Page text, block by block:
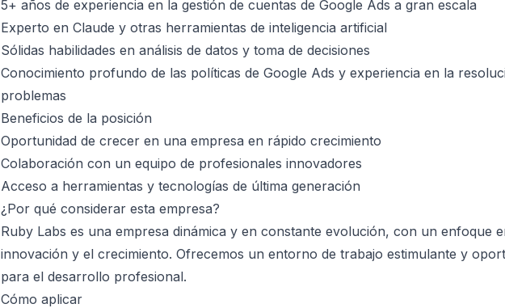
5+ años de experiencia en la gestión de cuentas de Google Ads a gran escala
Experto en Claude y otras herramientas de inteligencia artificial
Sólidas habilidades en análisis de datos y toma de decisiones
Conocimiento profundo de las políticas de Google Ads y experiencia en la
problemas
Beneficios de la posición
Oportunidad de crecer en una empresa en rápido crecimiento
Colaboración con un equipo de profesionales innovadores
Acceso a herramientas y tecnologías de última generación
¿Por qué considerar esta empresa?
Ruby Labs es una empresa dinámica y en constante evolución, con un enfoque
innovación y el crecimiento. Ofrecemos un entorno de trabajo estimulante y
para el desarrollo profesional.
Cómo aplicar